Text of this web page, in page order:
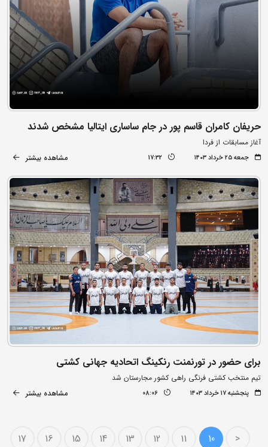
حریفان کامران قاسم پور در جام ساساری ایتالیا مشخص شدند
آغاز مسابقات از فردا
جمعه ۲۵ خرداد ۱۴۰۳ 17:32 مشاهده بیشتر
برای حضور در تورنمنت رنکینگ اتحادیه جهانی کشتی
تیم منتخب کشتی فرنگی راهی کشور مجارستان شد
پنجشنبه ۱۷ خرداد ۱۴۰۳ 08:06 مشاهده بیشتر
<
10
11
12
13
14
15
16
17